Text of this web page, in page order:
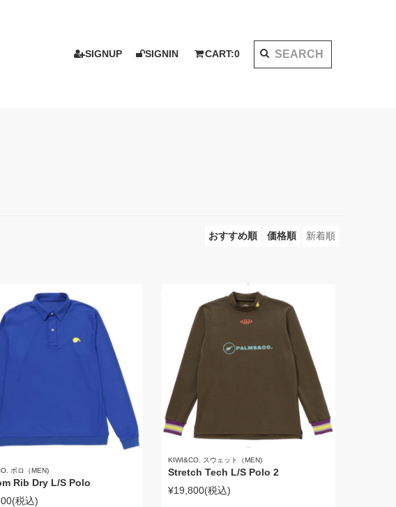
SIGNUP SIGNIN CART:0
おすすめ順 価格順 新着順
ポロ（MEN)
Rib Dry L/S Polo
(税込)
KIWI&CO. スウェット（MEN)
Stretch Tech L/S Polo 2
¥19,800(税込)